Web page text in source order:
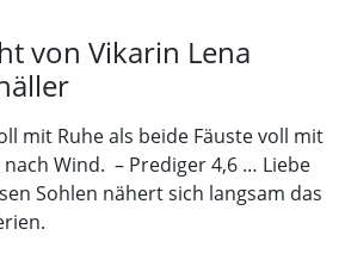
von Vikarin Lena
mit Ruhe als beide Fäuste voll mit
Wind. – Prediger 4,6 … Liebe
Sohlen nähert sich langsam das